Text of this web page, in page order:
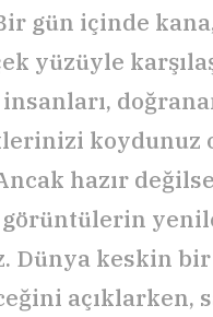
gün içinde
yüzüyle
hazır
Dünya keskin
açıklarken,